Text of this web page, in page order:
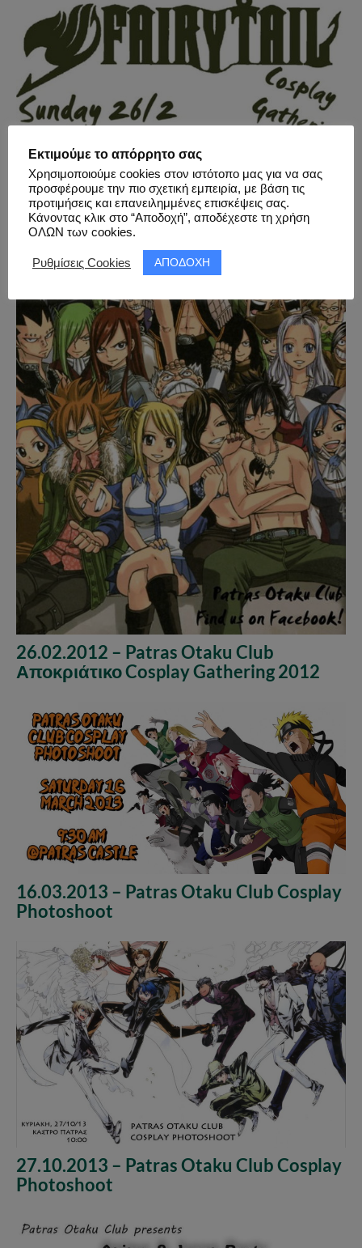
26.02.2012 – Patras Otaku Club
Αποκριάτικο Cosplay Gathering 2012
16.03.2013 – Patras Otaku Club Cosplay
Photoshoot
27.10.2013 – Patras Otaku Club Cosplay
Photoshoot
Εκτιμούμε το απόρρητο σας
Χρησιμοποιούμε cookies στον ιστότοπο μας για να σας
προσφέρουμε την πιο σχετική εμπειρία, με βάση τις
προτιμήσεις και επανειλημμένες επισκέψεις σας.
Κάνοντας κλικ στο “Αποδοχή”, αποδέχεστε τη χρήση
ΟΛΩΝ των cookies.
Ρυθμίσεις Cookies ΑΠΟΔΟΧΗ